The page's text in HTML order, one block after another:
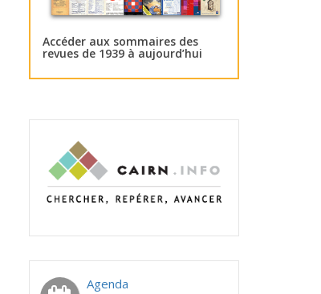
Accéder aux sommaires des
revues de 1939 à aujourd’hui
Agenda